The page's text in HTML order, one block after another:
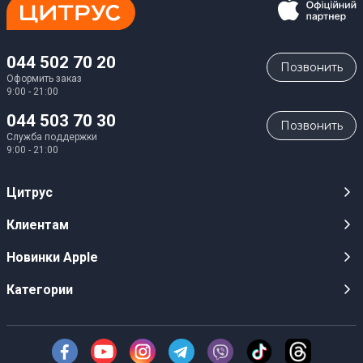
044 502 70 20
Оформить заказ
9:00 - 21:00
Позвонить
044 503 70 30
Служба поддержки
9:00 - 21:00
Позвонить
Цитрус
Карьера
Оптовым клиентам
О Компании
Клиентам
Публичные оферты
Инструкции и прошивки
Доставка
Новинки Apple
iPhone 17
Категории
Техника Apple